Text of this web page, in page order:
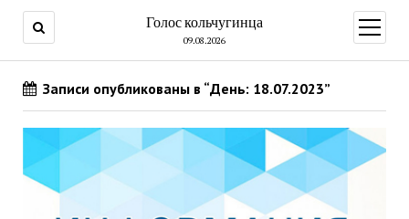
Голос кольчугинца
09.08.2026
меню
Записи опубликованы в “День: 18.07.2023”